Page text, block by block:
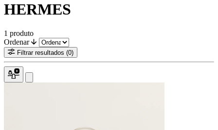
HERMES
1 produto
Ordenar
Filtrar resultados (0)